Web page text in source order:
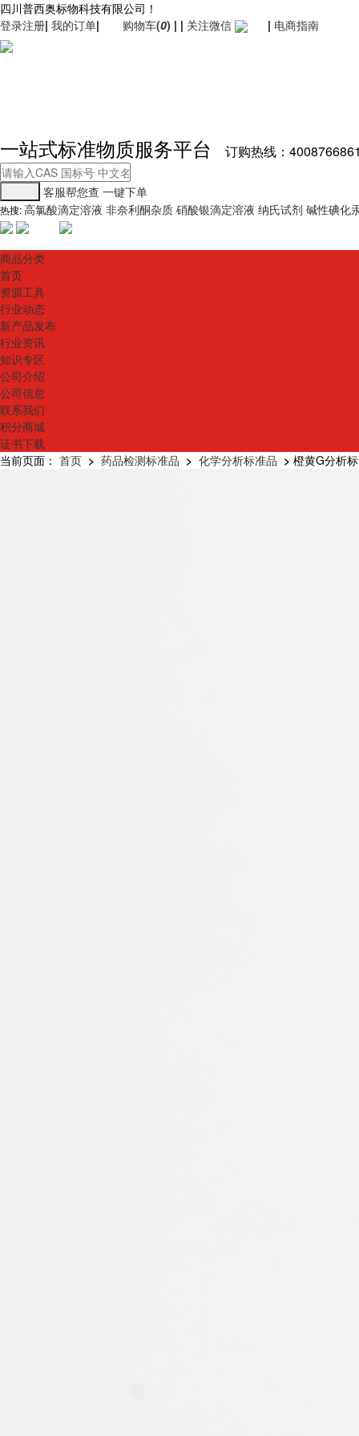
四川普西奥标物科技有限公司！
登录注册| 我的订单| 购物车(0) | | 关注微信 | 电商指南
一站式标准物质服务平台 订购热线：
客服帮您查 一键下单
热搜:高氯酸滴定溶液 非奈利酮杂质 硝酸银滴定溶液 纳氏试剂 碱性碘化
商品分类
首页
资源工具
行业动态
新产品发布
行业资讯
知识专区
公司介绍
公司信息
联系我们
积分商城
证书下载
当前页面： 首页 > 药品检测标准品 > 化学分析标准品 > 橙黄G分析